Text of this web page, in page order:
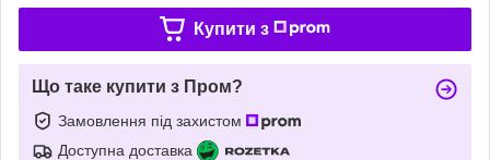
Купити з
Що таке купити з Пром?
Замовлення під захистом
Доступна доставка